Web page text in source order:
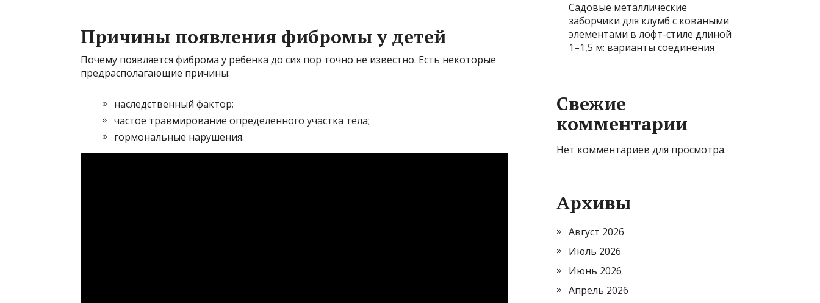
Причины появления фибромы у детей
Почему появляется фиброма у ребенка до сих пор точно не известно. Есть некоторые
предрасполагающие причины:
наследственный фактор;
частое травмирование определенного участка тела;
гормональные нарушения.
Садовые металлические
заборчики для клумб с коваными
элементами в лофт-стиле длиной
1–1,5 м: варианты соединения
Свежие
комментарии
Нет комментариев для просмотра.
Архивы
Август 2026
Июль 2026
Июнь 2026
Апрель 2026